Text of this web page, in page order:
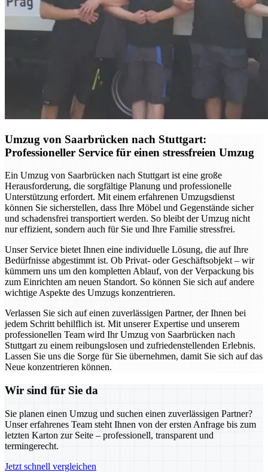
Umzug von Saarbrücken nach Stuttgart:
Professioneller Service für einen stressfreien Umzug
Ein Umzug von Saarbrücken nach Stuttgart ist eine große
Herausforderung, die sorgfältige Planung und professionelle
Unterstützung erfordert. Mit einem erfahrenen Umzugsdienst
können Sie sicherstellen, dass Ihre Möbel und Gegenstände sicher
und schadensfrei transportiert werden. So bleibt der Umzug nicht
nur effizient, sondern auch für Sie und Ihre Familie stressfrei.
Unser Service bietet Ihnen eine individuelle Lösung, die auf Ihre
Bedürfnisse abgestimmt ist. Ob Privat- oder Geschäftsobjekt – wir
kümmern uns um den kompletten Ablauf, von der Verpackung bis
zum Einrichten am neuen Standort. So können Sie sich auf andere
wichtige Aspekte des Umzugs konzentrieren.
Verlassen Sie sich auf einen zuverlässigen Partner, der Ihnen bei
jedem Schritt behilflich ist. Mit unserer Expertise und unserem
professionellen Team wird Ihr Umzug von Saarbrücken nach
Stuttgart zu einem reibungslosen und zufriedenstellenden Erlebnis.
Lassen Sie uns die Sorge für Sie übernehmen, damit Sie sich auf das
Neue konzentrieren können.
Wir sind für Sie da
Sie planen einen Umzug und suchen einen zuverlässigen Partner?
Unser erfahrenes Team steht Ihnen von der ersten Anfrage bis zum
letzten Karton zur Seite – professionell, transparent und
termingerecht.
Jetzt schnell vergleichen